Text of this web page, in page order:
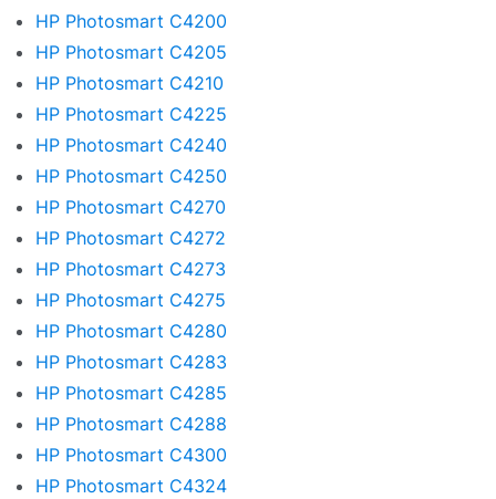
HP Photosmart C4200
HP Photosmart C4205
HP Photosmart C4210
HP Photosmart C4225
HP Photosmart C4240
HP Photosmart C4250
HP Photosmart C4270
HP Photosmart C4272
HP Photosmart C4273
HP Photosmart C4275
HP Photosmart C4280
HP Photosmart C4283
HP Photosmart C4285
HP Photosmart C4288
HP Photosmart C4300
HP Photosmart C4324